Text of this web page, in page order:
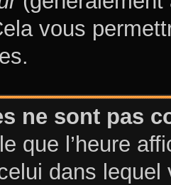
vous
ne sont pas
que l’heure
dans